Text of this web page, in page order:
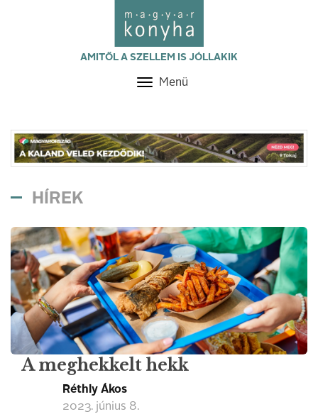
AMITŐL A SZELLEM IS JÓLLAKIK
Toggle
Menü
HÍREK
A meghekkelt hekk
Réthly Ákos
2023. június 8.